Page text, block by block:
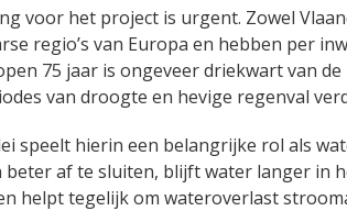
voor het project is urgent. Zowel
regio’s van Europa en hebben per
75 jaar is ongeveer driekwart van
van droogte en hevige regenval
speelt hierin een belangrijke rol als
af te sluiten, blijft water langer in
helpt tegelijk om wateroverlast